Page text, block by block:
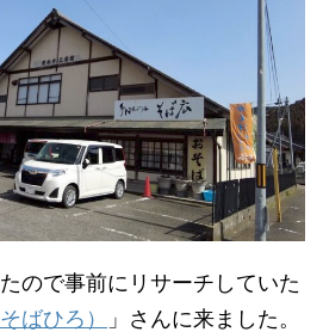
ので事前にリサーチしていた
ばひろ）
」さんに来ました。